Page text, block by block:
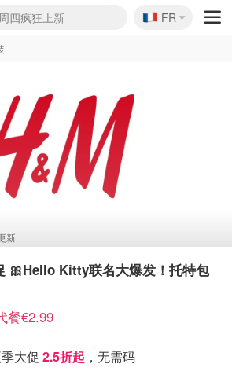
促开抢！
四疯狂上新
&OtherStories大促
75折 随时失效
独家85折
Camper额外叠85折
莱闪促！每日更新
囤！5折起+叠9折
仅€192
🇫🇷
FR
新
🎀Hello Kitty联名大爆发！托特包
餐€2.99
大促 2.5折起 ，无需码